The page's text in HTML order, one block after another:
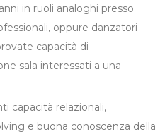
in ruoli analoghi presso
oppure danzatori
capacità di
sala interessati a una
capacità relazionali,
e buona conoscenza della